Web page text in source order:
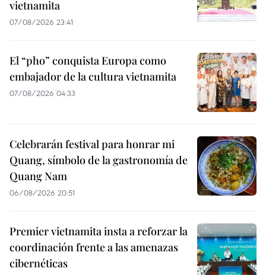
vietnamita
07/08/2026 23:41
El “pho” conquista Europa como
embajador de la cultura vietnamita
07/08/2026 04:33
Celebrarán festival para honrar mi
Quang, símbolo de la gastronomía de
Quang Nam
06/08/2026 20:51
Premier vietnamita insta a reforzar la
coordinación frente a las amenazas
cibernéticas